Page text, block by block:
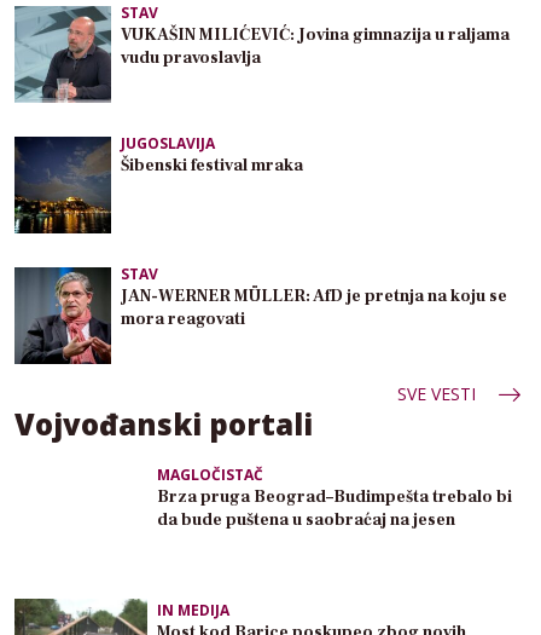
STAV
VUKAŠIN MILIĆEVIĆ: Jovina gimnazija u raljama
vudu pravoslavlja
JUGOSLAVIJA
Šibenski festival mraka
STAV
JAN-WERNER MÜLLER: AfD je pretnja na koju se
mora reagovati
SVE VESTI
Vojvođanski portali
MAGLOČISTAČ
Brza pruga Beograd–Budimpešta trebalo bi
da bude puštena u saobraćaj na jesen
IN MEDIJA